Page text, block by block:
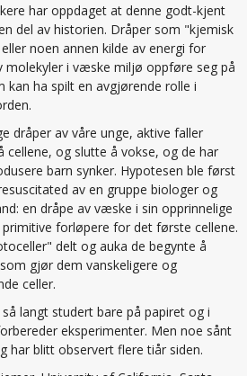
har oppdaget at denne godt-kjent
del av historien. Dråper som "kjemisk
noen annen kilde av energi for
molekyler i væske miljø oppføre seg på
kan ha spilt en avgjørende rolle i
dråper av våre unge, aktive faller
cellene, og slutte å vokse, og de har
barn synker. Hypotesen ble først
av en gruppe biologer og
en dråpe av væske i sin opprinnelige
primitive forløpere for det første cellene.
delt og auka de begynte å
gjør dem vanskeligere og
celler.
langt studert bare på papiret og i
eksperimenter. Men noe sånt
har blitt observert flere tiår siden.